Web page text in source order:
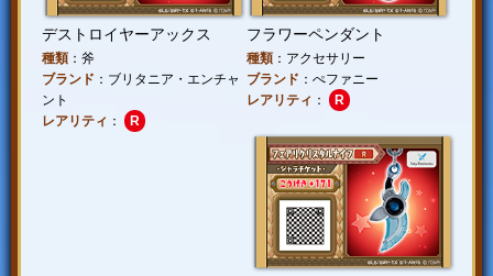
デストロイヤーアックス
種類：斧
ブランド ：ブリタニア・エンチャ
ント
レアリティ ： R
フラワーペンダント
種類：アクセサリー
ブランド ：ぺファニー
レアリティ ： R